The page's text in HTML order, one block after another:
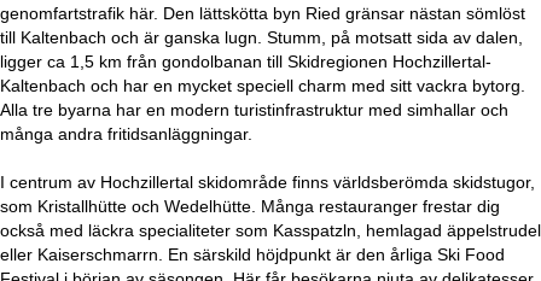
i
d
a
genomfartstrafik här. Den lättskötta byn Ried gränsar nästan sömlöst
till Kaltenbach och är ganska lugn. Stumm, på motsatt sida av dalen,
ligger ca 1,5 km från gondolbanan till Skidregionen Hochzillertal-
Kaltenbach och har en mycket speciell charm med sitt vackra bytorg.
Alla tre byarna har en modern turistinfrastruktur med simhallar och
många andra fritidsanläggningar.
I centrum av Hochzillertal skidområde finns världsberömda skidstugor,
som Kristallhütte och Wedelhütte. Många restauranger frestar dig
också med läckra specialiteter som Kasspatzln, hemlagad äppelstrudel
eller Kaiserschmarrn. En särskild höjdpunkt är den årliga Ski Food